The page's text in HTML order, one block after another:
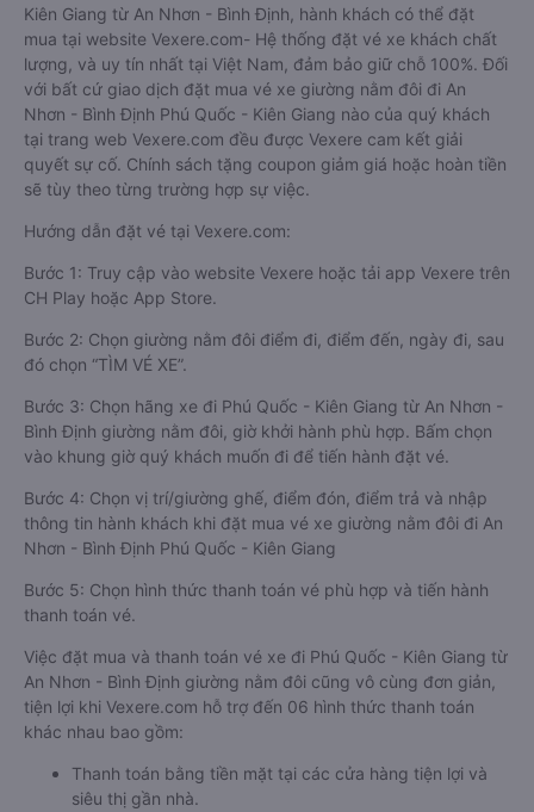
Kiên Giang từ An Nhơn - Bình Định, hành khách có thể đặt
mua tại website Vexere.com- Hệ thống đặt vé xe khách chất
lượng, và uy tín nhất tại Việt Nam, đảm bảo giữ chỗ 100%. Đối
với bất cứ giao dịch đặt mua vé xe giường nằm đôi đi An
Nhơn - Bình Định Phú Quốc - Kiên Giang nào của quý khách
tại trang web Vexere.com đều được Vexere cam kết giải
quyết sự cố. Chính sách tặng coupon giảm giá hoặc hoàn tiền
sẽ tùy theo từng trường hợp sự việc.
Hướng dẫn đặt vé tại Vexere.com:
Bước 1: Truy cập vào website Vexere hoặc tải app Vexere trên
CH Play hoặc App Store.
Bước 2: Chọn giường nằm đôi điểm đi, điểm đến, ngày đi, sau
đó chọn “TÌM VÉ XE”.
Bước 3: Chọn hãng xe đi Phú Quốc - Kiên Giang từ An Nhơn -
Bình Định giường nằm đôi, giờ khởi hành phù hợp. Bấm chọn
vào khung giờ quý khách muốn đi để tiến hành đặt vé.
Bước 4: Chọn vị trí/giường ghế, điểm đón, điểm trả và nhập
thông tin hành khách khi đặt mua vé xe giường nằm đôi đi An
Nhơn - Bình Định Phú Quốc - Kiên Giang
Bước 5: Chọn hình thức thanh toán vé phù hợp và tiến hành
thanh toán vé.
Việc đặt mua và thanh toán vé xe đi Phú Quốc - Kiên Giang từ
An Nhơn - Bình Định giường nằm đôi cũng vô cùng đơn giản,
tiện lợi khi Vexere.com hỗ trợ đến 06 hình thức thanh toán
khác nhau bao gồm:
Thanh toán bằng tiền mặt tại các cửa hàng tiện lợi và
siêu thị gần nhà.